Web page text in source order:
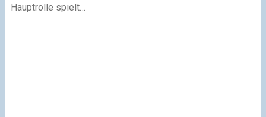
Hauptrolle spielt…